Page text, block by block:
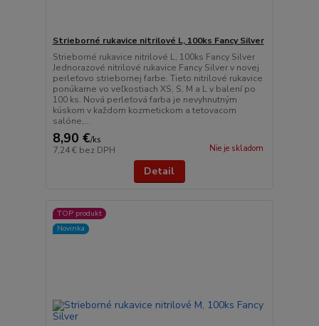
Strieborné rukavice nitrilové L, 100ks Fancy Silver
Strieborné rukavice nitrilové L, 100ks Fancy Silver
Jednorazové nitrilové rukavice Fancy Silver v novej
perleťovo striebornej farbe. Tieto nitrilové rukavice
ponúkame vo veľkostiach XS, S, M a L v balení po
100 ks. Nová perleťová farba je nevyhnutným
kúskom v každom kozmetickom a tetovacom
salóne,...
8,90 €/ks
7,24 € bez DPH Nie je skladom
Detail
TOP produkt
Novinka